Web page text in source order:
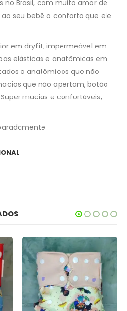
no Brasil, com muito amor de
seu bebê o conforto que ele
em dryfit, impermeável em
elásticas e anatômicas em
e anatômicos que não
que não apertam, botão
macias e confortáveis,